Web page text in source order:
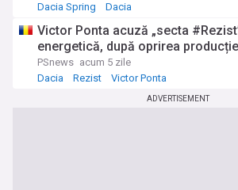
Dacia Spring
Dacia
Victor Ponta acuză „secta
energetică, după oprirea
PSnews acum 5 zile
Dacia
Rezist Victor Ponta
ADVERTISEMENT